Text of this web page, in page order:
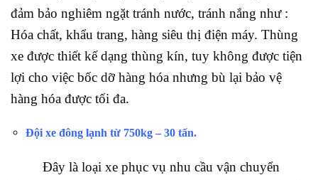
đảm bảo nghiêm ngặt tránh nước, tránh nắng như :
Hóa chất, khẩu trang, hàng siêu thị điện máy. Thùng
xe được thiết kế dạng thùng kín, tuy không được tiện
lợi cho việc bốc dỡ hàng hóa nhưng bù lại bảo vệ
hàng hóa được tối đa.
Đội xe đông lạnh từ 750kg – 30 tấn.
Đây là loại xe phục vụ nhu cầu vận chuyển